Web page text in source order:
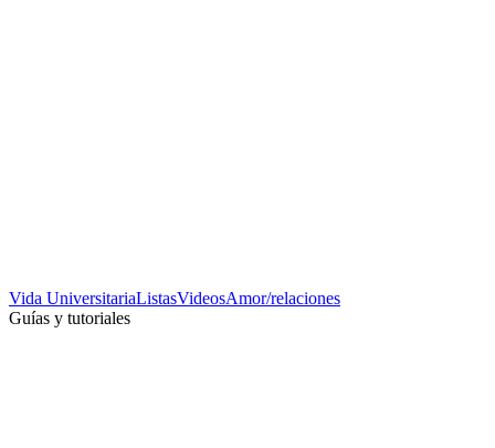
Vida UniversitariaListasVideosAmor/relaciones
Guías y tutoriales